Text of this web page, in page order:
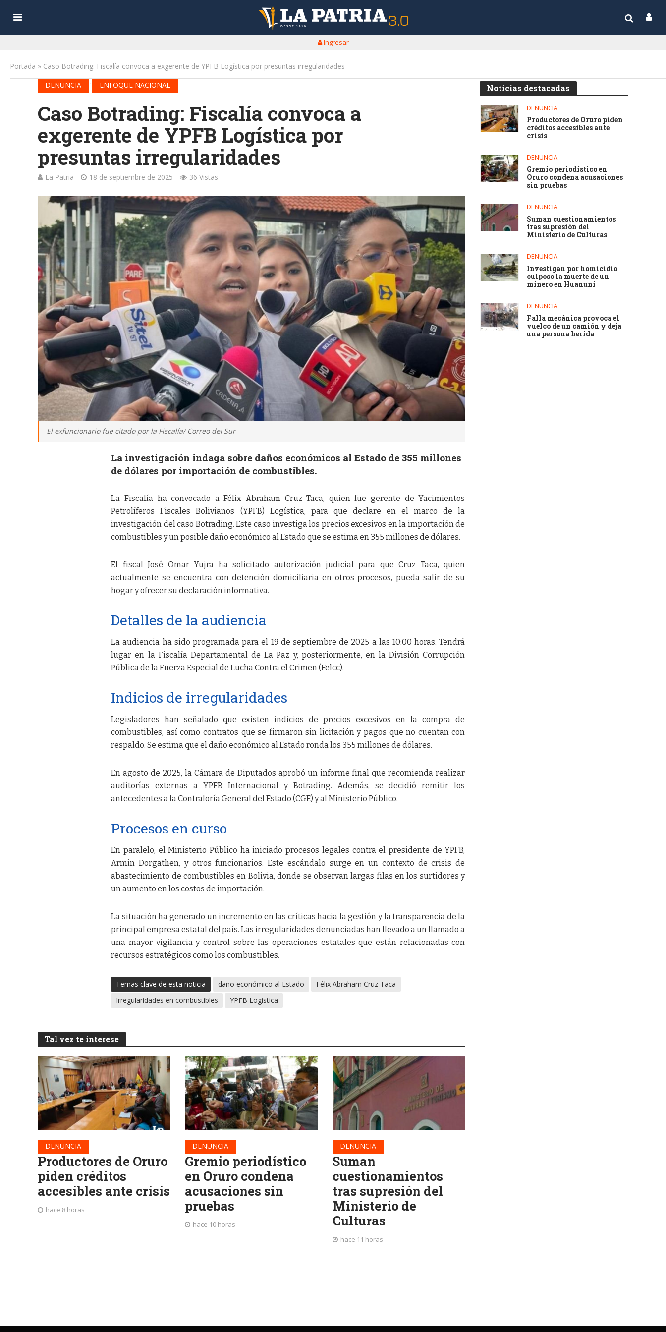
Ingresar
Portada » Caso Botrading: Fiscalía convoca a exgerente de YPFB Logística por presuntas irregularidades
DENUNCIA
ENFOQUE NACIONAL
Caso Botrading: Fiscalía convoca a
exgerente de YPFB Logística por
presuntas irregularidades
La Patria 18 de septiembre de 2025 36 Vistas
El exfuncionario fue citado por la Fiscalía/ Correo del Sur
La investigación indaga sobre daños económicos al Estado de 355 millones
de dólares por importación de combustibles.
La Fiscalía ha convocado a Félix Abraham Cruz Taca, quien fue gerente de Yacimientos
Petrolíferos Fiscales Bolivianos (YPFB) Logística, para que declare en el marco de la
investigación del caso Botrading. Este caso investiga los precios excesivos en la importación de
combustibles y un posible daño económico al Estado que se estima en 355 millones de dólares.
El fiscal José Omar Yujra ha solicitado autorización judicial para que Cruz Taca, quien
actualmente se encuentra con detención domiciliaria en otros procesos, pueda salir de su
hogar y ofrecer su declaración informativa.
Detalles de la audiencia
La audiencia ha sido programada para el 19 de septiembre de 2025 a las 10:00 horas. Tendrá
lugar en la Fiscalía Departamental de La Paz y, posteriormente, en la División Corrupción
Pública de la Fuerza Especial de Lucha Contra el Crimen (Felcc).
Indicios de irregularidades
Legisladores han señalado que existen indicios de precios excesivos en la compra de
combustibles, así como contratos que se firmaron sin licitación y pagos que no cuentan con
respaldo. Se estima que el daño económico al Estado ronda los 355 millones de dólares.
En agosto de 2025, la Cámara de Diputados aprobó un informe final que recomienda realizar
auditorías externas a YPFB Internacional y Botrading. Además, se decidió remitir los
antecedentes a la Contraloría General del Estado (CGE) y al Ministerio Público.
Procesos en curso
En paralelo, el Ministerio Público ha iniciado procesos legales contra el presidente de YPFB,
Armin Dorgathen, y otros funcionarios. Este escándalo surge en un contexto de crisis de
abastecimiento de combustibles en Bolivia, donde se observan largas filas en los surtidores y
un aumento en los costos de importación.
La situación ha generado un incremento en las críticas hacia la gestión y la transparencia de la
principal empresa estatal del país. Las irregularidades denunciadas han llevado a un llamado a
una mayor vigilancia y control sobre las operaciones estatales que están relacionadas con
recursos estratégicos como los combustibles.
Temas clave de esta noticia daño económico al Estado
Félix Abraham Cruz Taca
Irregularidades en combustibles
YPFB Logística
Tal vez te interese
DENUNCIA
Productores de Oruro
piden créditos
accesibles ante crisis
hace 8 horas
DENUNCIA
Gremio periodístico
en Oruro condena
acusaciones sin
pruebas
hace 10 horas
DENUNCIA
Suman
cuestionamientos
tras supresión del
Ministerio de
Culturas
hace 11 horas
Noticias destacadas
DENUNCIA
Productores de Oruro piden
créditos accesibles ante
crisis
DENUNCIA
Gremio periodístico en
Oruro condena acusaciones
sin pruebas
DENUNCIA
Suman cuestionamientos
tras supresión del
Ministerio de Culturas
DENUNCIA
Investigan por homicidio
culposo la muerte de un
minero en Huanuni
DENUNCIA
Falla mecánica provoca el
vuelco de un camión y deja
una persona herida